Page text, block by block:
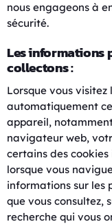
nous engageons à
sécurité.
Les informations
collectons :
Lorsque vous
automatiquement
appareil,
navigateur web,
certains des
lorsque vous
informations sur les
que vous consultez,
recherche qui vous